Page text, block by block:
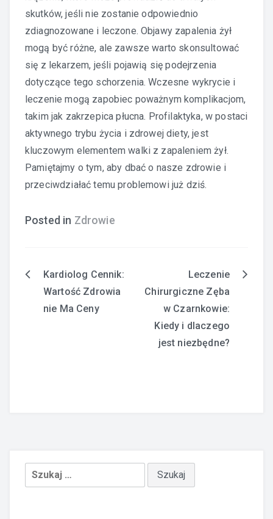
skutków, jeśli nie zostanie odpowiednio
zdiagnozowane i leczone. Objawy zapalenia żył
mogą być różne, ale zawsze warto skonsultować
się z lekarzem, jeśli pojawią się podejrzenia
dotyczące tego schorzenia. Wczesne wykrycie i
leczenie mogą zapobiec poważnym komplikacjom,
takim jak zakrzepica płucna. Profilaktyka, w postaci
aktywnego trybu życia i zdrowej diety, jest
kluczowym elementem walki z zapaleniem żył.
Pamiętajmy o tym, aby dbać o nasze zdrowie i
przeciwdziałać temu problemowi już dziś.
Posted in Zdrowie
Nawigacja
wpisu
Kardiolog Cennik:
Wartość Zdrowia
nie Ma Ceny
Leczenie
Chirurgiczne Zęba
w Czarnkowie:
Kiedy i dlaczego
jest niezbędne?
Szukaj: